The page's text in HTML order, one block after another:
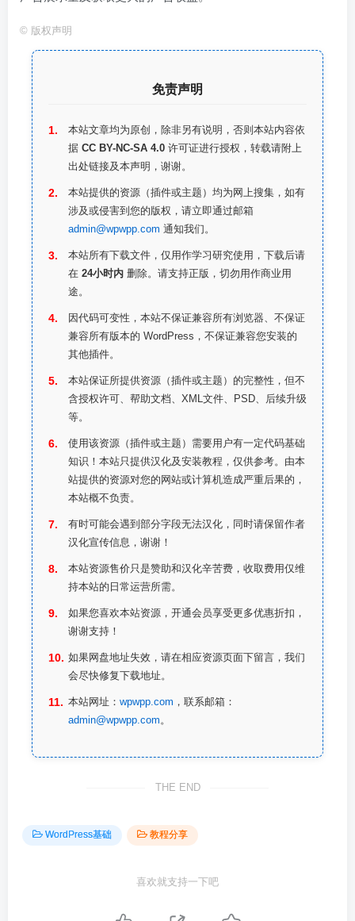
© 版权声明
免责声明
本站文章均为原创，除非另有说明，否则本站内容依
据 CC BY-NC-SA 4.0 许可证进行授权，转载请附上
出处链接及本声明，谢谢。
本站提供的资源（插件或主题）均为网上搜集，如有
涉及或侵害到您的版权，请立即通过邮箱
admin@wpwpp.com 通知我们。
本站所有下载文件，仅用作学习研究使用，下载后请
在 24小时内 删除。请支持正版，切勿用作商业用
途。
因代码可变性，本站不保证兼容所有浏览器、不保证
兼容所有版本的 WordPress，不保证兼容您安装的
其他插件。
本站保证所提供资源（插件或主题）的完整性，但不
含授权许可、帮助文档、XML文件、PSD、后续升级
等。
使用该资源（插件或主题）需要用户有一定代码基础
知识！本站只提供汉化及安装教程，仅供参考。由本
站提供的资源对您的网站或计算机造成严重后果的，
本站概不负责。
有时可能会遇到部分字段无法汉化，同时请保留作者
汉化宣传信息，谢谢！
本站资源售价只是赞助和汉化辛苦费，收取费用仅维
持本站的日常运营所需。
如果您喜欢本站资源，开通会员享受更多优惠折扣，
谢谢支持！
如果网盘地址失效，请在相应资源页面下留言，我们
会尽快修复下载地址。
本站网址： wpwpp.com ，联系邮箱：
admin@wpwpp.com 。
THE END
WordPress基础 教程分享
喜欢就支持一下吧